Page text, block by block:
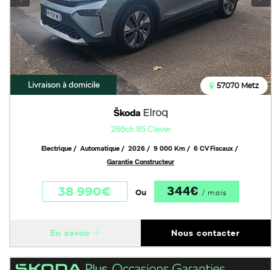
Livraison à domicile
Škoda Elroq
286ch 85 Clever
57070 Metz
Electrique Automatique 2026 9 000 Km
6 CV Fiscaux
Garantie Constructeur
38 990€ Ou 344€ / mois
En savoir Nous contacter